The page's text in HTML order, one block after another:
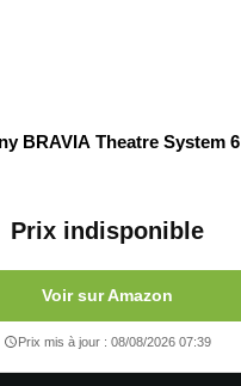
BRAVIA Theatre System 6
Prix indisponible
Voir sur Amazon
Prix mis à jour : 08/08/2026 07:39